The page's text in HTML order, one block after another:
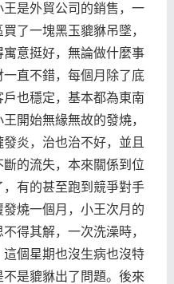
是外貿公司的銷售，一
了一塊黑玉貔貅吊墜，
意挺好，無論做什麼事
直不錯，每個月除了底
也穩定，基本都為東南
開始無緣無故的發燒，
炎，治也治不好，並且
的流失，本來關係到位
有的甚至跑到競爭對手
燒一個月，小王次月的
得其解，一次洗澡時，
個星期也沒生病也沒特
是貔貅出了問題。後來